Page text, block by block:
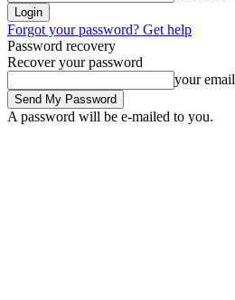
Forgot your password? Get help
Password recovery
Recover your password
your email
A password will be e-mailed to you.